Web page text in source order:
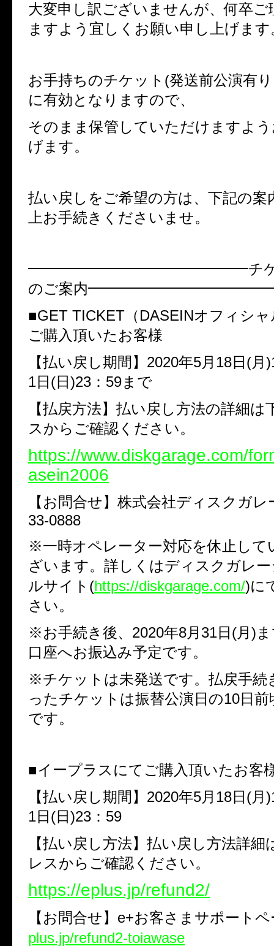
大変申し訳ございませんが、何卒ご
ますよう宜しくお願い申し上げます
お手持ちのチケット (発送前公演有
に有効となりますので、
そのまま保管していただけますよ
げます。
払い戻しをご希望の方は、下記の案
上お手続きくださいませ。
━━━━━━━━━━━━━━━チケッ
のご案内
■GET TICKET （DASEINオフィシ
ご購入頂いたお客様
【払い戻し期間】 2020年5月 18日 (月
1日 (日 )23 ： 59まで
【払戻方法】払い戻し方法の詳細は
スからご確認ください。
https://www.diskgarage.com/
asein2006
【お問合せ】株式会社ディスクガ
33-0888
※一時オペレーター対応を休止して
ざいます。詳しくはディスクガレ
ルサイト (https://diskgarage.com/)に
さい。
※お手続き後、 2020年8月 31日 (月 )
口座へお振込み予定です。
※チケットは未発送です。払戻手続
ったチケットは振替公演日の10日
です。
■イープラスにてご購入頂いたお客
【払い戻し期間】 2020年5月 18日 (月
1日 (日 )23 ： 59
【払い戻し方法】払い戻し方法詳細
レスからご確認ください。
https://eplus.jp/refund2/
【お問合せ】 e+お客さまサポート
plus.jp/refund2-toiawase